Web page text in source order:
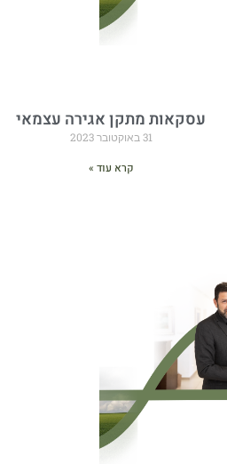
עסקאות מתקן אגירה עצמאי
31 באוקטובר 2023
קרא עוד »